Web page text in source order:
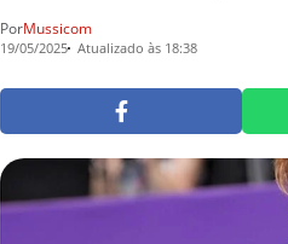
PorMussicom
19/05/2025 Atualizado às 18:38